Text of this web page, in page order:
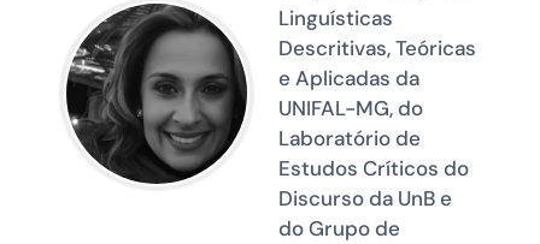
Linguísticas
Descritivas, Teóricas
e Aplicadas da
UNIFAL-MG, do
Laboratório de
Estudos Críticos do
Discurso da UnB e
do Grupo de